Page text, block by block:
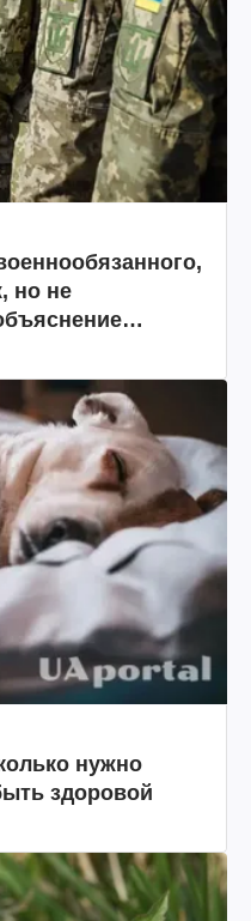
но не
нужно
здоровой